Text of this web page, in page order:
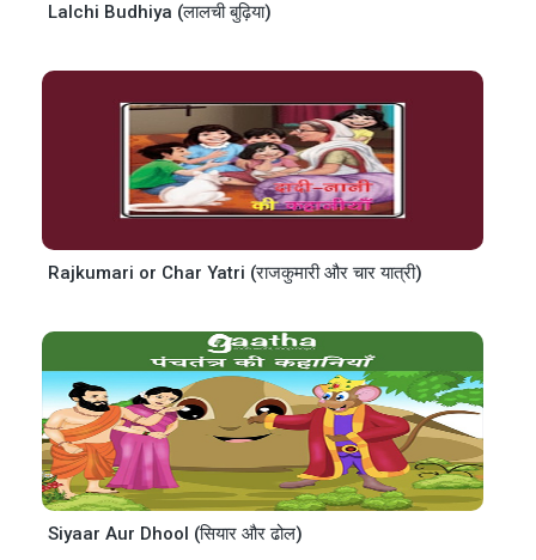
Lalchi Budhiya (लालची बुढ़िया)
Rajkumari or Char Yatri (राजकुमारी और चार यात्री)
Siyaar Aur Dhool (सियार और ढोल)